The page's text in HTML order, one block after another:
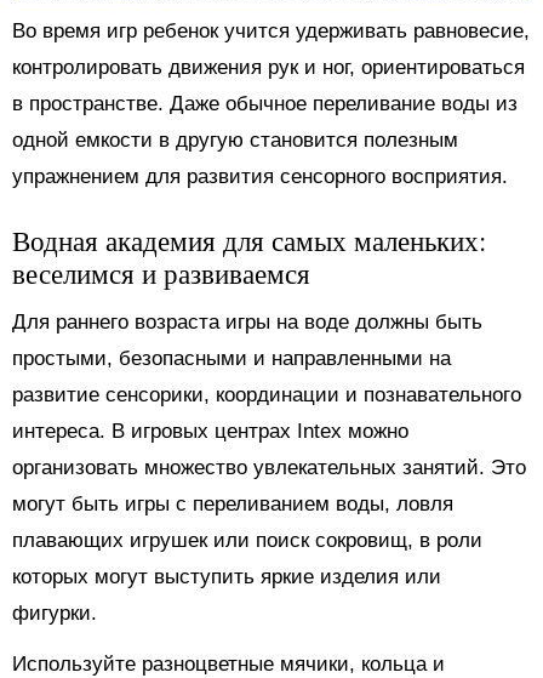
Во время игр ребенок учится удерживать равновесие,
контролировать движения рук и ног, ориентироваться
в пространстве. Даже обычное переливание воды из
одной емкости в другую становится полезным
упражнением для развития сенсорного восприятия.
Водная академия для самых маленьких:
веселимся и развиваемся
Для раннего возраста игры на воде должны быть
простыми, безопасными и направленными на
развитие сенсорики, координации и познавательного
интереса. В игровых центрах Intex можно
организовать множество увлекательных занятий. Это
могут быть игры с переливанием воды, ловля
плавающих игрушек или поиск сокровищ, в роли
которых могут выступить яркие изделия или
фигурки.
Используйте разноцветные мячики, кольца и